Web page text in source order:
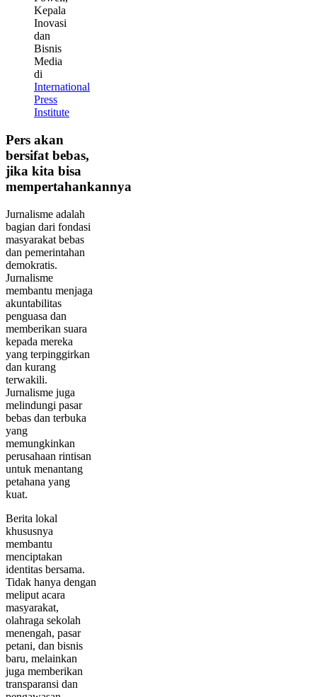
Kepala
Inovasi
dan
Bisnis
Media
di
International
Press
Institute
Pers akan
bersifat bebas,
jika kita bisa
mempertahankannya
Jurnalisme adalah
bagian dari fondasi
masyarakat bebas
dan pemerintahan
demokratis.
Jurnalisme
membantu menjaga
akuntabilitas
penguasa dan
memberikan suara
kepada mereka
yang terpinggirkan
dan kurang
terwakili.
Jurnalisme juga
melindungi pasar
bebas dan terbuka
yang
memungkinkan
perusahaan rintisan
untuk menantang
petahana yang
kuat.
Berita lokal
khususnya
membantu
menciptakan
identitas bersama.
Tidak hanya dengan
meliput acara
masyarakat,
olahraga sekolah
menengah, pasar
petani, dan bisnis
baru, melainkan
juga memberikan
transparansi dan